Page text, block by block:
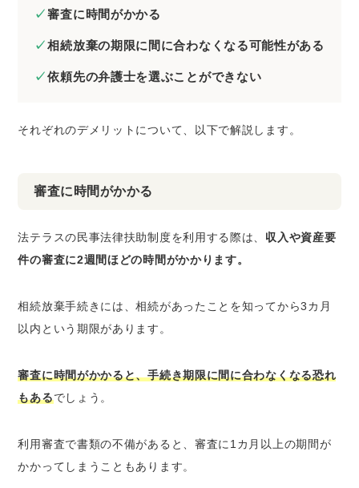
審査に時間がかかる
相続放棄の期限に間に合わなくなる可能性がある
依頼先の弁護士を選ぶことができない
それぞれのデメリットについて、以下で解説します。
審査に時間がかかる
法テラスの民事法律扶助制度を利用する際は、 収入や資産要
件の審査に2週間ほどの時間がかかります。
相続放棄手続きには、相続があったことを知ってから3カ月
以内という期限があります。
審査に時間がかかると、手続き期限に間に合わなくなる恐れ
もあるでしょう。
利用審査で書類の不備があると、審査に1カ月以上の期間が
かかってしまうこともあります。